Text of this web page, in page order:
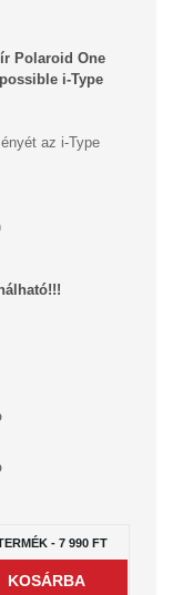
Polaroid One
i-Type
az i-Type
- 7 990FT